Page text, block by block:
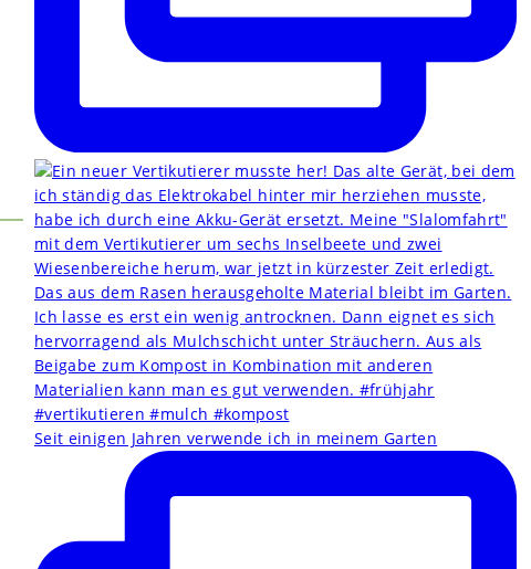
Seit einigen Jahren verwende ich in meinem Garten